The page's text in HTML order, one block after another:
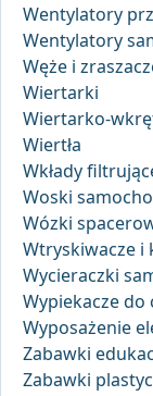
Wentylatory
Wentylatory
Węże i
Wiertarki
Wiertarko-
Wiertła
Wkłady
Woski
Wózki
Wtryskiwacze i
Wycieraczki
Wypiekacze do
Wyposażenie
Zabawki
Zabawki